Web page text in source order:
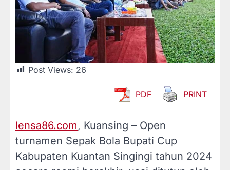
Post Views: 26
PDF PRINT
lensa86.com, Kuansing – Open
turnamen Sepak Bola Bupati Cup
Kabupaten Kuantan Singingi tahun 2024